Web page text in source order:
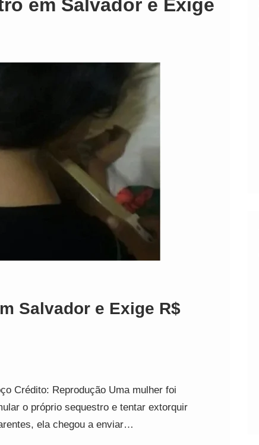
em Salvador e Exige
Salvador e Exige R$
Crédito: Reprodução Uma mulher foi
o próprio sequestro e tentar extorquir
ela chegou a enviar…